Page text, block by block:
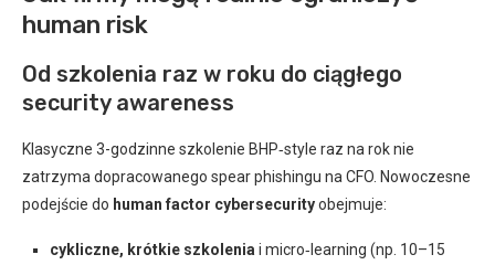
human risk
Od szkolenia raz w roku do ciągłego
security awareness
Klasyczne 3-godzinne szkolenie BHP‑style raz na rok nie
zatrzyma dopracowanego spear phishingu na CFO. Nowoczesne
podejście do human factor cybersecurityobejmuje:
cykliczne, krótkie szkolenia i micro‑learning (np. 10–15